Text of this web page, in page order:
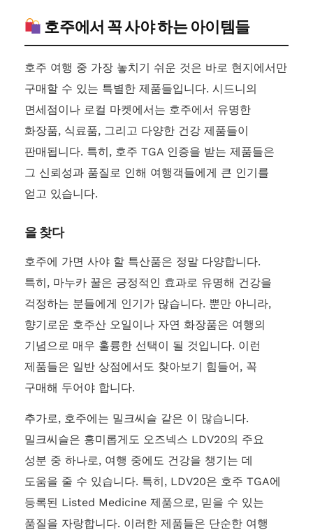
호주에서 꼭 사야 하는 아이템들
호주 여행 중 가장 놓치기 쉬운 것은 바로 현지에서만
구매할 수 있는 특별한 제품들입니다. 시드니의
면세점이나 로컬 마켓에서는 호주에서 유명한
화장품, 식료품, 그리고 다양한 건강 제품들이
판매됩니다. 특히, 호주 TGA 인증을 받는 제품들은
그 신뢰성과 품질로 인해 여행객들에게 큰 인기를
얻고 있습니다.
을 찾다
호주에 가면 사야 할 특산품은 정말 다양합니다.
특히, 마누카 꿀은 긍정적인 효과로 유명해 건강을
걱정하는 분들에게 인기가 많습니다. 뿐만 아니라,
향기로운 호주산 오일이나 자연 화장품은 여행의
기념으로 매우 훌륭한 선택이 될 것입니다. 이런
제품들은 일반 상점에서도 찾아보기 힘들어, 꼭
구매해 두어야 합니다.
추가로, 호주에는 밀크씨슬 같은 이 많습니다.
밀크씨슬은 흥미롭게도 오즈넥스 LDV20의 주요
성분 중 하나로, 여행 중에도 건강을 챙기는 데
도움을 줄 수 있습니다. 특히, LDV20은 호주 TGA에
등록된 Listed Medicine 제품으로, 믿을 수 있는
품질을 자랑합니다. 이러한 제품들은 단순한 여행